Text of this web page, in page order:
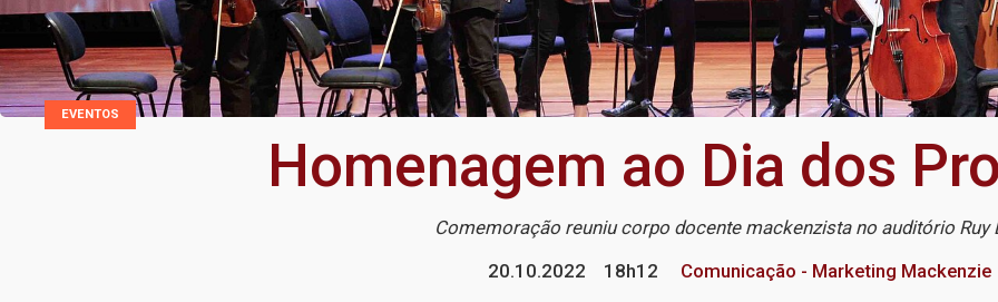
EVENTOS
Homenagem ao Dia dos
Comemoração reuniu corpo docente mackenzista no auditório Ruy
20.10.2022
18h12
Comunicação - Marketing Mackenzie